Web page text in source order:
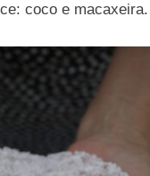
coco e macaxeira.